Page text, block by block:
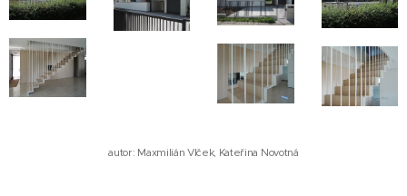
autor: Maxmilián Vlček, Kateřina Novotná